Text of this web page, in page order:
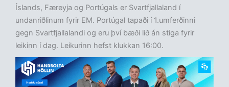
Íslands, Færeyja og Portúgals er Svartfjallaland í
undanriðlinum fyrir EM. Portúgal tapaði í 1.umferðinni
gegn Svartfjallalandi og eru því bæði lið án stiga fyrir
leikinn í dag. Leikurinn hefst klukkan 16:00.